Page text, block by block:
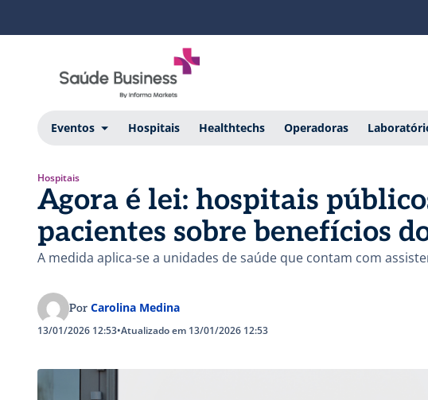
Eventos Hospitais Healthtechs Operadoras
Hospitais
Agora é lei: hospitais
pacientes sobre benefícios
A medida aplica-se a unidades de saúde que contam com
Por Carolina Medina
13/01/2026 12:53•Atualizado em 13/01/2026 12:53